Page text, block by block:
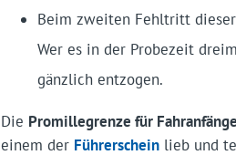
Beim zweiten Fehltritt
Wer es in der Probezeit
gänzlich entzogen.
Die Promillegrenze für
einem der Führerscheinlieb und